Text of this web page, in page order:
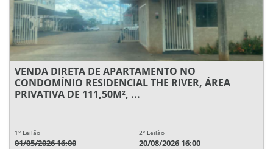
VENDA DIRETA DE APARTAMENTO NO
CONDOMÍNIO RESIDENCIAL THE RIVER, ÁREA
PRIVATIVA DE 111,50M², ...
1° Leilão
01/05/2026 16:00
2° Leilão
20/08/2026 16:00